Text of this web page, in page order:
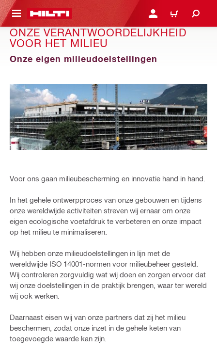
HOOFDINHOUD AANMELDEN OF
WINKELWAGEN
ONZE VERANTWOORDELIJKHEID
VOOR HET MILIEU
Onze eigen milieudoelstellingen
Voor ons gaan milieubescherming en innovatie hand in hand.
In het gehele ontwerpproces van onze gebouwen en tijdens
onze wereldwijde activiteiten streven wij ernaar om onze
eigen ecologische voetafdruk te verbeteren en onze impact
op het milieu te minimaliseren.
Wij hebben onze milieudoelstellingen in lijn met de
wereldwijde ISO 14001-normen voor milieubeheer gesteld.
Wij controleren zorgvuldig wat wij doen en zorgen ervoor dat
wij onze doelstellingen in de praktijk brengen, waar ter wereld
wij ook werken.
Daarnaast eisen wij van onze partners dat zij het milieu
beschermen, zodat onze inzet in de gehele keten van
toegevoegde waarde kan zijn.